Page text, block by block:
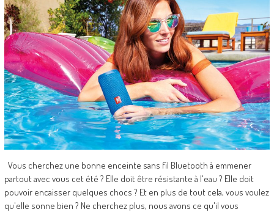
Vous cherchez une bonne enceinte sans fil Bluetooth à emmener
partout avec vous cet été ? Elle doit être résistante à l'eau ? Elle doit
pouvoir encaisser quelques chocs ? Et en plus de tout cela, vous voulez
qu'elle sonne bien ? Ne cherchez plus, nous avons ce qu'il vous